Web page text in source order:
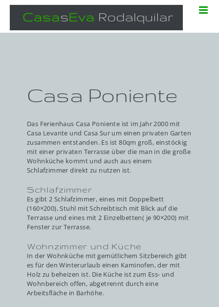
Zum
springen
Casa Poniente
Das Ferienhaus Casa Poniente ist im Jahr 2000 mit
Casa Levante und Casa Sur um einen privaten Garten
zusammen entstanden. Es ist 80qm groß, einstöckig
mit einer privaten Terrasse über die man in die große
Wohnküche kommt und auch aus einem
Schlafzimmer direkt zu nutzen ist.
Schlafzimmer
Es gibt 2 Schlafzimmer, eines mit Doppelbett
(160×200), Stuhl mit Schreibtisch mit Blick auf die
Terrasse und eines mit 2 Einzelbetten( je 90×200) mit
Fenster zur Terrasse.
Wohnzimmer und Küche
In der Wohnküche mit gemütlichem Sitzbereich gibt
es für den Winterurlaub einen Kaminofen, der mit
Holz zu beheizen ist. Die Küche ist zum Ess- und
Wohnbereich offen, abgetrennt durch eine
Arbeitsfläche in Barhöhe.